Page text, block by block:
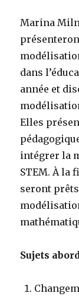
Marina
dans
année et
Elles
intégrer la
STEM. À la
seront
Sujets